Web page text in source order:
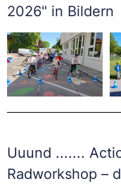
2026" in Bildern
Uuund .......
Radworkshop –